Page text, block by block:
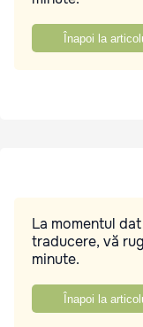
Înapoi la
La momentul
traducere, vă
minute.
Înapoi la